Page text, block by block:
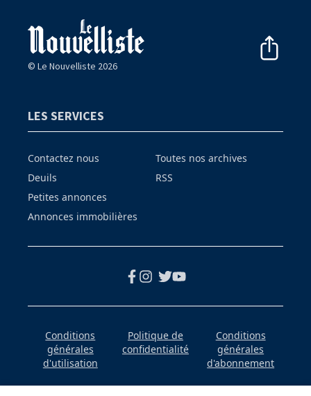
© Le Nouvelliste 2026
LES SERVICES
Contactez nous
Deuils
Petites annonces
Annonces immobilières
Toutes nos archives
RSS
Conditions
générales
d'utilisation
Politique de
confidentialité
Conditions
générales
d'abonnement